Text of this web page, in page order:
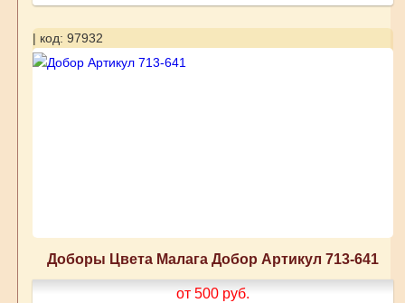
| код: 97932
Доборы Цвета Малага Добор Артикул 713-641
от 500 руб.